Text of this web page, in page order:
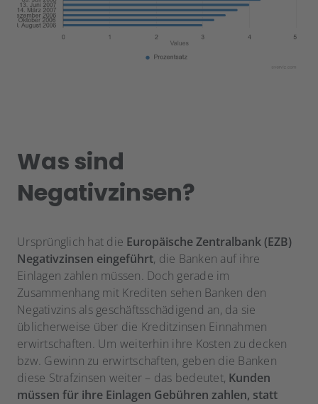
Was sind
Negativzinsen?
Ursprünglich hat die Europäische Zentralbank (EZB)
Negativzinsen eingeführt, die Banken auf ihre
Einlagen zahlen müssen. Doch gerade im
Zusammenhang mit Krediten sehen Banken den
Negativzins als geschäftsschädigend an, da sie
üblicherweise über die Kreditzinsen Einnahmen
erwirtschaften. Um weiterhin ihre Kosten zu decken
bzw. Gewinn zu erwirtschaften, geben die Banken
diese Strafzinsen weiter – das bedeutet, Kunden
müssen für ihre Einlagen Gebühren zahlen, statt